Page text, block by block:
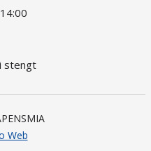
stengt
Web